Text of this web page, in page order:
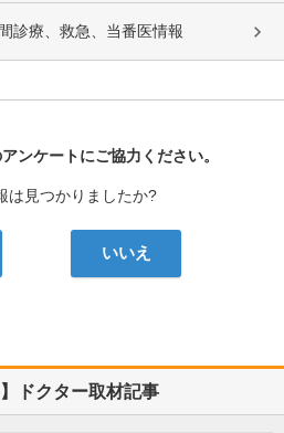
診療、救急、当番医情報
ンケートにご協力ください。
は見つかりましたか?
いいえ
ドクター取材記事